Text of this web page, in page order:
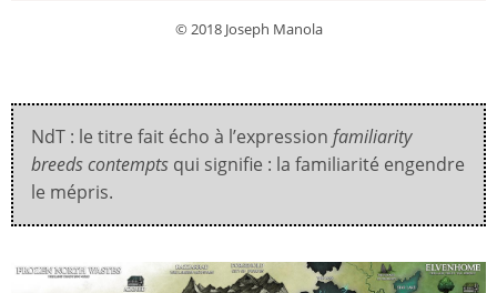
© 2018 Joseph Manola
NdT : le titre fait écho à l’expression familiarity
breeds contempts qui signifie : la familiarité engendre
le mépris.